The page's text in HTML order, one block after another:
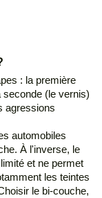
: la première
(le vernis)
agressions
automobiles
À l'inverse, le
et ne permet
les teintes
le bi-couche,